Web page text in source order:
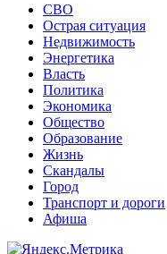
СВО
Острая ситуация
Недвижимость
Энергетика
Власть
Политика
Экономика
Общество
Образование
Жизнь
Скандалы
Город
Транспорт и дороги
Афиша